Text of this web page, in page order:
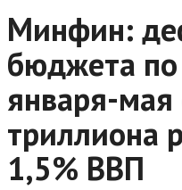
Минфин:
бюджета по
января-мая
триллиона
1,5% ВВП